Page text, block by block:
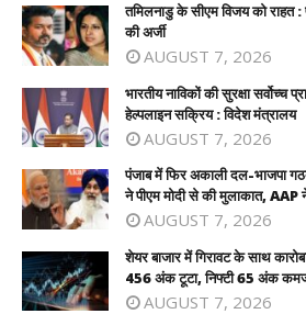
तमिलनाडु के सीएम विजय को राहत :
की अर्जी
AUGUST 7, 2026
भारतीय नाविकों की सुरक्षा सर्वोच्च
हेल्पलाइन सक्रिय : विदेश मंत्रालय
AUGUST 7, 2026
पंजाब में फिर अकाली दल-भाजपा
ने पीएम मोदी से की मुलाकात,
AUGUST 7, 2026
शेयर बाजार में गिरावट के साथ
456 अंक टूटा, निफ्टी 65 अंक
AUGUST 7, 2026